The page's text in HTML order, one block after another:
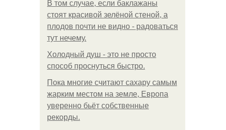
В том случае, если баклажаны
стоят красивой зелёной стеной, а
плодов почти не видно - радоваться
тут нечему.
Холодный душ - это не просто
способ проснуться быстро.
Пока многие считают сахару самым
жарким местом на земле, Европа
уверенно бьёт собственные
рекорды.